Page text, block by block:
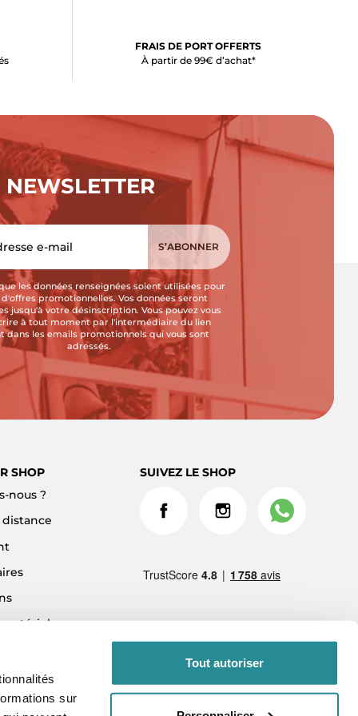
sur
Tout autoriser
FRAIS DE PORT OFFERTS
À partir de 99€ d’achat*
NEWSLETTER
les données renseignées soient utilisées pour
d'offres promotionnelles. Vos données seront
jusqu'à votre désinscription. Vous pouvez vous
à tout moment par l'intermédiaire du lien
dans les emails promotionnels qui vous sont
adressés.
SHOP
nous ?
distance
matériel
SUIVEZ LE SHOP